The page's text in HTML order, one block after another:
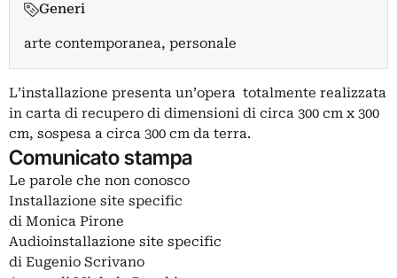
Generi
arte contemporanea, personale
L’installazione presenta un’opera totalmente realizzata
in carta di recupero di dimensioni di circa 300 cm x 300
cm, sospesa a circa 300 cm da terra.
Comunicato stampa
Le parole che non conosco
Installazione site specific
di Monica Pirone
Audioinstallazione site specific
di Eugenio Scrivano